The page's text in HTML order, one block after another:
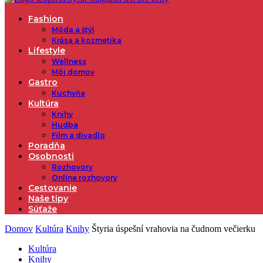
Fashion
Móda a štýl
Krása a kozmetika
Lifestyle
Wellness
Môj domov
Gastro
Kuchyňa
Kultúra
Knihy
Hudba
Film a divadlo
Poradňa
Osobnosti
Rozhovory
Online rozhovory
Cestovanie
Naše tipy
Súťaže
Domov Kultúra Knihy Štyria úspešní vrahovia na čudnom večierku
Kultúra
Knihy